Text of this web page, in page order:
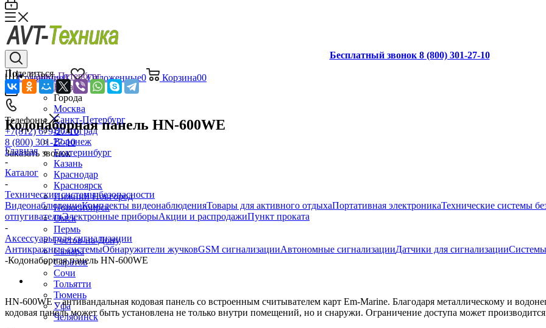
Сравнение0 Отложенные0 Корзина00
Телефоны
+7(812) 679-27-10
8 (800) 301-27-10
Заказать звонок
Бесплатный звонок 8 (800) 301-27-10
Санкт-Петербург
Назад
Города
Москва
Санкт-Петербург
Волгоград
Воронеж
Екатеринбург
Казань
Краснодар
Красноярск
Нижний Новгород
Новосибирск
Омск
Пермь
Ростов-на-Дону
Самара
Саратов
Сочи
Тольятти
Тюмень
Уфа
Челябинск
Поделиться
Кодонаборная панель HN-600WE
Главная
-
Каталог
-
Технические системы безопасности
ВидеонаблюдениеКомплекты видеонаблюденияТовары для активного отдыхаПортативная электроникаТехнические системы
отпугивателиЭлектронные приборыАкции и распродажиПункт проката
-
Аксессуары для сигнализации
Антикражные системыОбнаружители жучковGSM сигнализацииАвтономные сигнализацииДатчики для сигнализацииСистемы
-Кодонаборная панель HN-600WE
HN-600WE – антивандальная кодовая панель со встроенным считывателем карт Em-Marine. Благодаря металлическому и
кодовая панель может быть установлена не только внутри помещений, но и снаружи. Ограничение доступа может